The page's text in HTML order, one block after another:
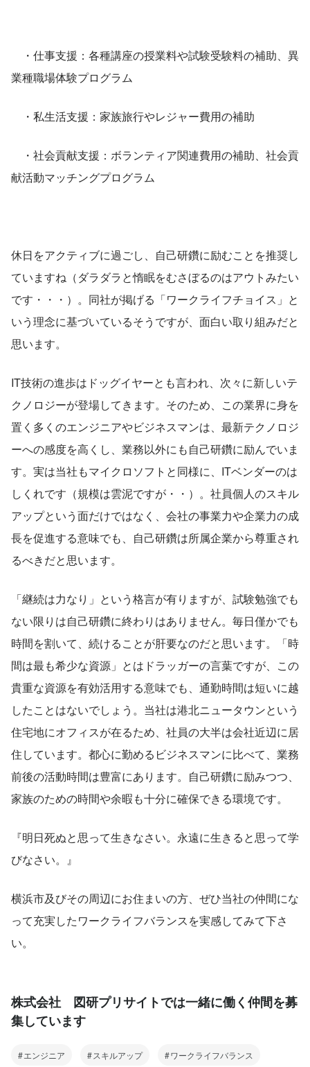
・仕事支援：各種講座の授業料や試験受験料の補助、異
業種職場体験プログラム
・私生活支援：家族旅行やレジャー費用の補助
・社会貢献支援：ボランティア関連費用の補助、社会貢
献活動マッチングプログラム
休日をアクティブに過ごし、自己研鑽に励むことを推奨し
ていますね（ダラダラと惰眠をむさぼるのはアウトみたい
です・・・）。同社が掲げる「ワークライフチョイス」と
いう理念に基づいているそうですが、面白い取り組みだと
思います。
IT技術の進歩はドッグイヤーとも言われ、次々に新しいテ
クノロジーが登場してきます。そのため、この業界に身を
置く多くのエンジニアやビジネスマンは、最新テクノロジ
ーへの感度を高くし、業務以外にも自己研鑽に励んでいま
す。実は当社もマイクロソフトと同様に、ITベンダーのは
しくれです（規模は雲泥ですが・・）。社員個人のスキル
アップという面だけではなく、会社の事業力や企業力の成
長を促進する意味でも、自己研鑽は所属企業から尊重され
るべきだと思います。
「継続は力なり」という格言が有りますが、試験勉強でも
ない限りは自己研鑽に終わりはありません。毎日僅かでも
時間を割いて、続けることが肝要なのだと思います。「時
間は最も希少な資源」とはドラッガーの言葉ですが、この
貴重な資源を有効活用する意味でも、通勤時間は短いに越
したことはないでしょう。当社は港北ニュータウンという
住宅地にオフィスが在るため、社員の大半は会社近辺に居
住しています。都心に勤めるビジネスマンに比べて、業務
前後の活動時間は豊富にあります。自己研鑽に励みつつ、
家族のための時間や余暇も十分に確保できる環境です。
『明日死ぬと思って生きなさい。永遠に生きると思って学
びなさい。』
横浜市及びその周辺にお住まいの方、ぜひ当社の仲間にな
って充実したワークライフバランスを実感してみて下さ
い。
株式会社 図研プリサイトでは一緒に働く仲間を募
集しています
エンジニア スキルアップ ワークライフバランス